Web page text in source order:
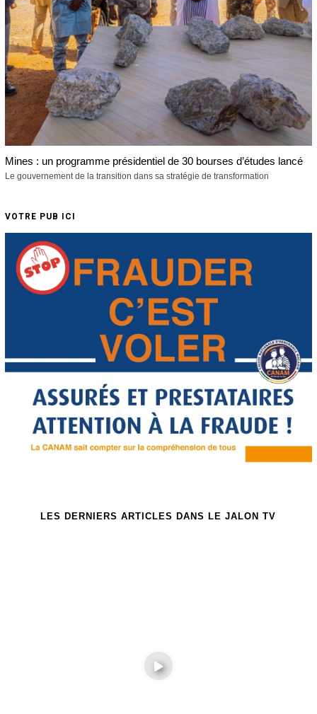
Mines : un programme présidentiel de 30 bourses d’études lancé
Le gouvernement de la transition dans sa stratégie de transformation
VOTRE PUB ICI
LES DERNIERS ARTICLES DANS LE JALON TV